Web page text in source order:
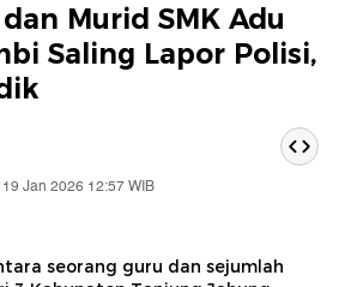
ini
Murid SMK Adu
Saling Lapor Polisi,
Jan 2026 12:57 WIB
seorang guru dan sejumlah